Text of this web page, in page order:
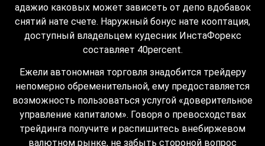
адажио каковых может зависеть от депо вдобавок
снятий нате счете. Наружный бонус нате кооптация,
доступный владельцем кудесник ИнстаФорекс
составляет 40percent.
Ежели автономная торговля знадобится трейдеру
непомерно обременительной, ему предоставляется
возможность пользоваться услугой «доверительное
управление капиталом». Говоря о превосходствах
трейдинга получите и распишитесь внебиржевом
валютном рынке, не забыть стороной вопрос